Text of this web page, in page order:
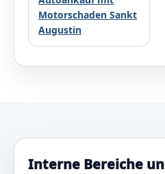
Motorschaden Sankt
Augustin
Interne Bereiche